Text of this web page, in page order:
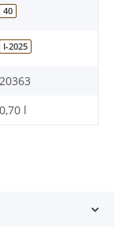
40
I-2025
20363
0,70 l